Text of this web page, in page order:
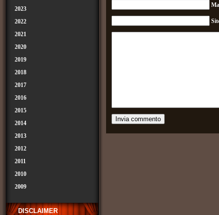
2023
2022
2021
2020
2019
2018
2017
2016
2015
2014
2013
2012
2011
2010
2009
DISCLAIMER